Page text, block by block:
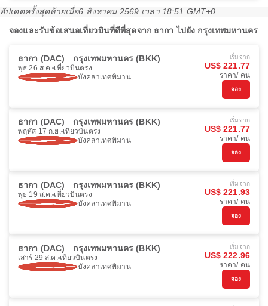
อัปเดตครั้งสุดท้ายเมื่อ6 สิงหาคม 2569 เวลา 18:51 GMT+0
จองและรับข้อเสนอเที่ยวบินที่ดีที่สุดจาก ธากา ไปยัง กรุงเทพมหานคร
ธากา (DAC) กรุงเทพมหานคร (BKK)
พุธ 26 ส.ค. เที่ยวบินตรง
บังคลาเทศพิมาน
เริ่มจาก
US$ 221.77
ราคา/ คน
จอง
ธากา (DAC) กรุงเทพมหานคร (BKK)
พฤหัส 17 ก.ย. เที่ยวบินตรง
บังคลาเทศพิมาน
เริ่มจาก
US$ 221.77
ราคา/ คน
จอง
ธากา (DAC) กรุงเทพมหานคร (BKK)
พุธ 19 ส.ค. เที่ยวบินตรง
บังคลาเทศพิมาน
เริ่มจาก
US$ 221.93
ราคา/ คน
จอง
ธากา (DAC) กรุงเทพมหานคร (BKK)
เสาร์ 29 ส.ค. เที่ยวบินตรง
บังคลาเทศพิมาน
เริ่มจาก
US$ 222.96
ราคา/ คน
จอง